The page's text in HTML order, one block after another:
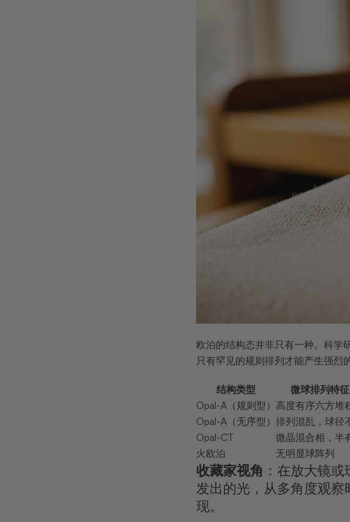
欧泊的结构态并非只有一种。科学
只有罕见的规则排列才能产生强烈
结构类型 微球排列特征
Opal-A（规则型） 高度有序六方堆
Opal-A（无序型） 排列混乱，球径
Opal-CT
微晶混合相，半
火欧泊
无明显球阵列
收藏家视角 ：在放大镜
发出的光，从多角度观
现。